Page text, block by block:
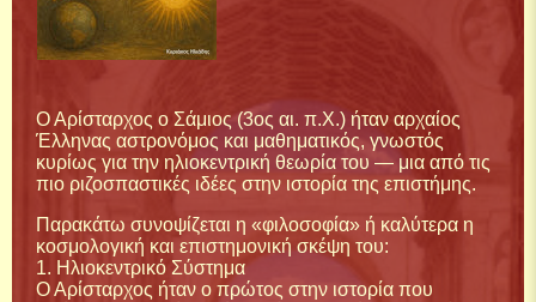
Ο Αρίσταρχος ο Σάμιος (3ος αι. π.Χ.) ήταν αρχαίος
Έλληνας αστρονόμος και μαθηματικός, γνωστός
κυρίως για την ηλιοκεντρική θεωρία του — μια από τις
πιο ριζοσπαστικές ιδέες στην ιστορία της επιστήμης.
Παρακάτω συνοψίζεται η «φιλοσοφία» ή καλύτερα η
κοσμολογική και επιστημονική σκέψη του:
1. Ηλιοκεντρικό Σύστημα
Ο Αρίσταρχος ήταν ο πρώτος στην ιστορία που